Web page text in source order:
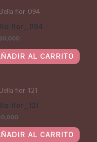
flor_094
AL CARRITO
flor_121
AL CARRITO